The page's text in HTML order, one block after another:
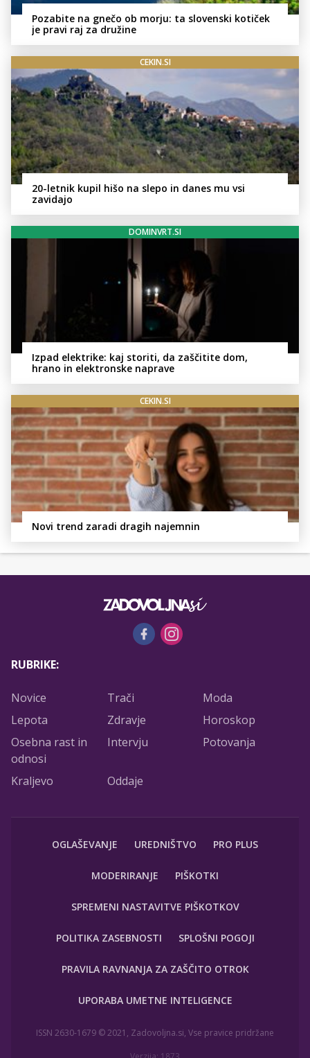
Pozabite na gnečo ob morju: ta slovenski kotiček
je pravi raj za družine
CEKIN.SI
20-letnik kupil hišo na slepo in danes mu vsi
zavidajo
DOMINVRT.SI
Izpad elektrike: kaj storiti, da zaščitite dom,
hrano in elektronske naprave
CEKIN.SI
Novi trend zaradi dragih najemnin
RUBRIKE:
Novice Trači
Moda
Lepota
Zdravje
Horoskop
Osebna rast in
odnosi
Intervju Potovanja
Kraljevo Oddaje
OGLAŠEVANJE UREDNIŠTVO PRO PLUS
MODERIRANJE PIŠKOTKI
SPREMENI NASTAVITVE PIŠKOTKOV
POLITIKA ZASEBNOSTI SPLOŠNI POGOJI
PRAVILA RAVNANJA ZA ZAŠČITO OTROK
UPORABA UMETNE INTELIGENCE
ISSN 2630-1679 © 2021, Zadovoljna.si, Vse pravice pridržane